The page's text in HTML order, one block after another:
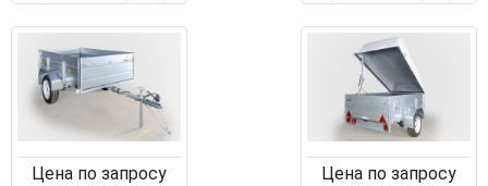
Цена по запросу Цена по запросу